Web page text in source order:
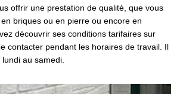
offrir une prestation de qualité, que vous
briques ou en pierre ou encore en
découvrir ses conditions tarifaires sur
contacter pendant les horaires de travail. Il
au samedi.